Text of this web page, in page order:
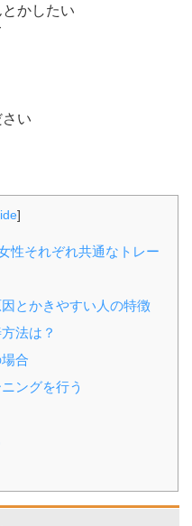
かしたい
い
]
性それぞれ共通なトレー
とかきやすい人の特徴
法は？
合
ングを行う